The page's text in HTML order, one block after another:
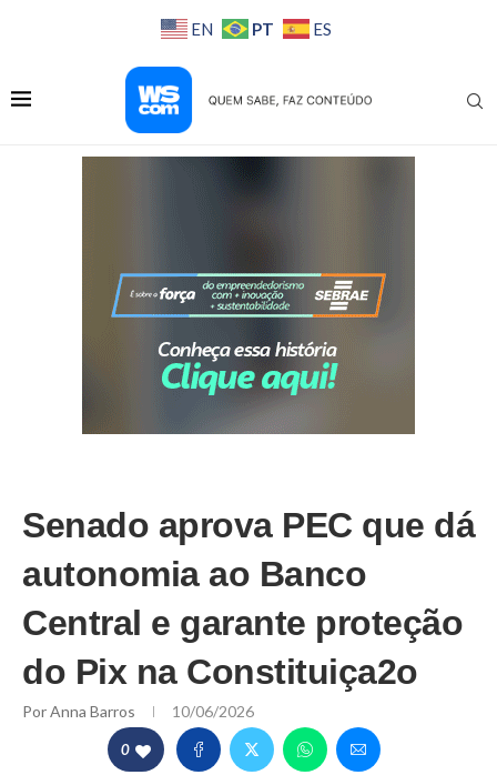
EN PT ES
Senado aprova PEC que dá
autonomia ao Banco
Central e garante proteção
do Pix na Constituiça2o
PorAnna Barros 10/06/2026
0